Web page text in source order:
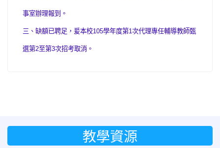
事室辦理報到。
三、缺額已聘足，爰本校105學年度第1次代理專任輔導教師甄
選第2至第3次招考取消。
教學資源